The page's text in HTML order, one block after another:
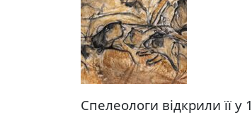
Спелеологи відкрили її